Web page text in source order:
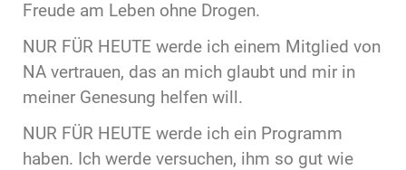
Freude am Leben ohne Drogen.
NUR FÜR HEUTE werde ich einem Mitglied von
NA vertrauen, das an mich glaubt und mir in
meiner Genesung helfen will.
NUR FÜR HEUTE werde ich ein Programm
haben. Ich werde versuchen, ihm so gut wie